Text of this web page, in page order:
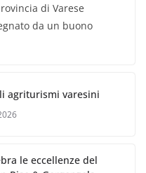
di Varese
da un buono
agriturismi varesini
le eccellenze del